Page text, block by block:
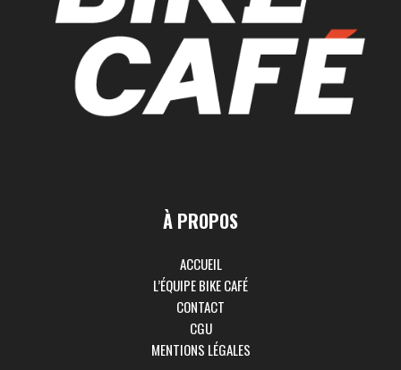
À PROPOS
ACCUEIL
L’ÉQUIPE BIKE CAFÉ
CONTACT
CGU
MENTIONS LÉGALES